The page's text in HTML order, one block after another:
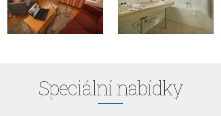
Speciální nabídky